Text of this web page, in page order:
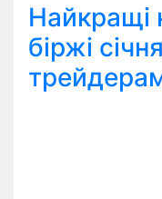
Найкращі
біржі